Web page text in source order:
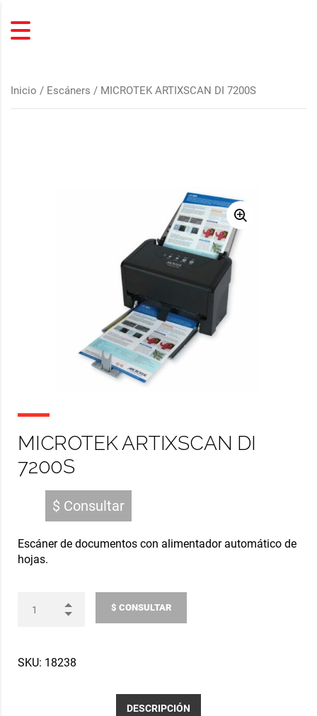
Inicio / Escáners / MICROTEK ARTIXSCAN DI 7200S
MICROTEK ARTIXSCAN DI
7200S
$ Consultar
Escáner de documentos con alimentador automático de
hojas.
$ CONSULTAR
SKU: 18238
DESCRIPCIÓN